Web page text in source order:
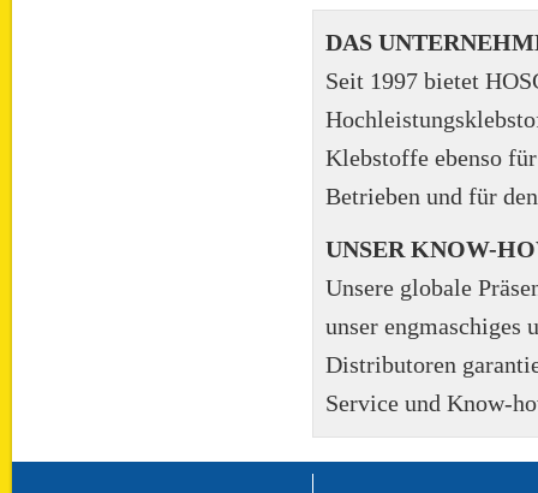
DAS
Seit 1997 bietet
Klebstoffe ebenso
Betrieben und für
UNSER KNOW-
Unsere globale
unser engmaschiges
Distributoren
Service und Know-